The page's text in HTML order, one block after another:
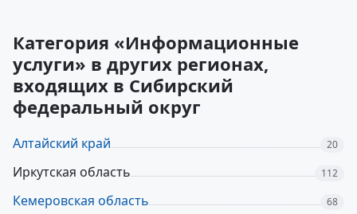
Категория «Информационные
услуги» в других регионах,
входящих в Сибирский
федеральный округ
Алтайский край 20
Иркутская область 112
Кемеровская область 68